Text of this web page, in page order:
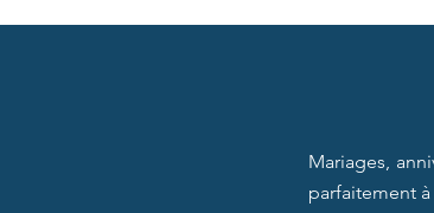
Mariages,
parfaitement